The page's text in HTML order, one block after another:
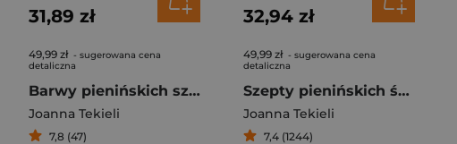
31,89 zł
49,99 zł - sugerowana cena
detaliczna
Barwy pienińskich szczytów
Joanna Tekieli
7,8 (47)
32,94 zł
49,99 zł - sugerowana cena
detaliczna
Szepty pienińskich ścieżek
Joanna Tekieli
7,4 (1244)